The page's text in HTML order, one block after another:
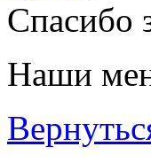
Спасибо
Наши